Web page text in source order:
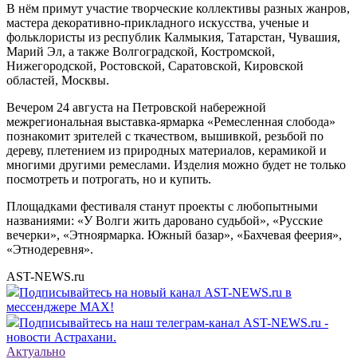
В нём примут участие творческие коллективы разных жанров,
мастера декоративно-прикладного искусства, ученые и
фольклористы из республик Калмыкия, Татарстан, Чувашия,
Марий Эл, а также Волгоградской, Костромской,
Нижегородской, Ростовской, Саратовской, Кировской
областей, Москвы.
Вечером 24 августа на Петровской набережной
межрегиональная выставка-ярмарка «Ремесленная слобода»
познакомит зрителей с ткачеством, вышивкой, резьбой по
дереву, плетением из природных материалов, керамикой и
многими другими ремеслами. Изделия можно будет не только
посмотреть и потрогать, но и купить.
Площадками фестиваля станут проекты с любопытными
названиями: «У Волги жить даровано судьбой», «Русские
вечерки», «Этноярмарка. Южный базар», «Бахчевая феерия»,
«Этнодеревня».
AST-NEWS.ru
Подписывайтесь на новый канал AST-NEWS.ru в
мессенджере MAX!
Подписывайтесь на наш телеграм-канал AST-NEWS.ru -
новости Астрахани.
Актуально